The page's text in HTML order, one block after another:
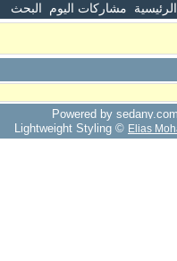
مشاركات اليوم البحث
Powered by sedany.com
Lightweight Styling © Elias